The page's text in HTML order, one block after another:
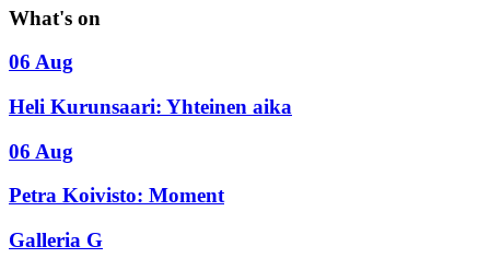
What's on
06 Aug
Heli Kurunsaari: Yhteinen aika
06 Aug
Petra Koivisto: Moment
Galleria G